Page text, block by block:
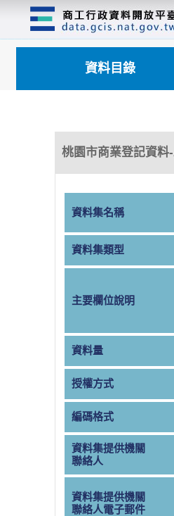
資料目錄
桃園市商業登記資
資料集名稱
資料集類型
主要欄位說明
資料量
授權方式
編碼格式
資料集提供機關
聯絡人
資料集提供機關
聯絡人電子郵件